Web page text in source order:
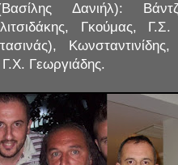
Δανιήλ):
Γκούμας, Γ.Σ.
Γεωργιάδης.